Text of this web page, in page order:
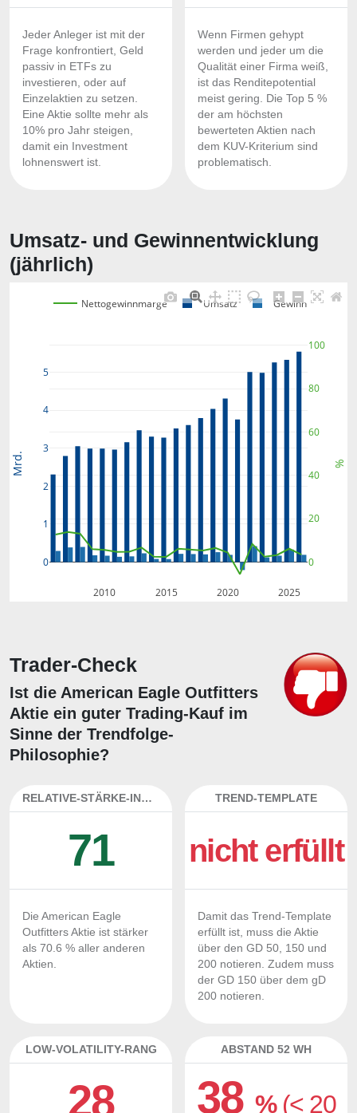
Jeder Anleger ist mit der
Frage konfrontiert, Geld
passiv in ETFs zu
investieren, oder auf
Einzelaktien zu setzen.
Eine Aktie sollte mehr als
10% pro Jahr steigen,
damit ein Investment
lohnenswert ist.
Wenn Firmen gehypt
werden und jeder um die
Qualität einer Firma weiß,
ist das Renditepotential
meist gering. Die Top 5 %
der am höchsten
bewerteten Aktien nach
dem KUV-Kriterium sind
problematisch.
Umsatz- und Gewinnentwicklung
(jährlich)
2010 2015 2020 2025
0
1
2
3
4
5
0
20
40
60
80
100
Nettogewinnmarge Umsatz Gewinn
Mrd. %
Trader-Check
Ist die American Eagle Outfitters
Aktie ein guter Trading-Kauf im
Sinne der Trendfolge-
Philosophie?
RELATIVE-STÄRKE-INDEX
71
Die American Eagle
Outfitters Aktie ist stärker
als 70.6 % aller anderen
Aktien.
TREND-TEMPLATE
nicht erfüllt
Damit das Trend-Template
erfüllt ist, muss die Aktie
über den GD 50, 150 und
200 notieren. Zudem muss
der GD 150 über dem gD
200 notieren.
LOW-VOLATILITY-RANG
28
ABSTAND 52 WH
38% (< 20